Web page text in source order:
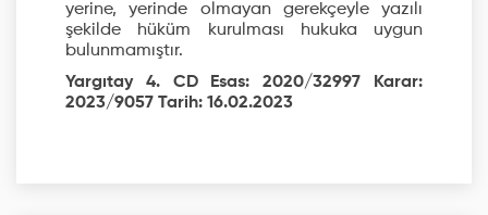
yerine, yerinde olmayan gerekçeyle yazılı
şekilde hüküm kurulması hukuka uygun
bulunmamıştır.
Yargıtay 4. CD Esas: 2020/32997 Karar:
2023/9057 Tarih: 16.02.2023